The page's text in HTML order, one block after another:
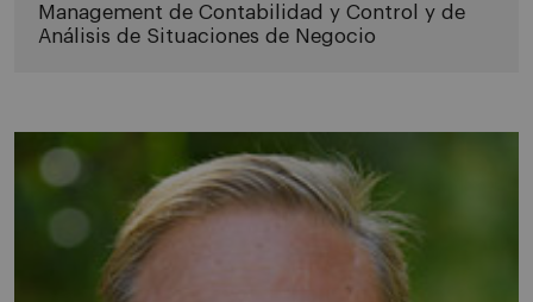
Management de Contabilidad y Control y de
Análisis de Situaciones de Negocio